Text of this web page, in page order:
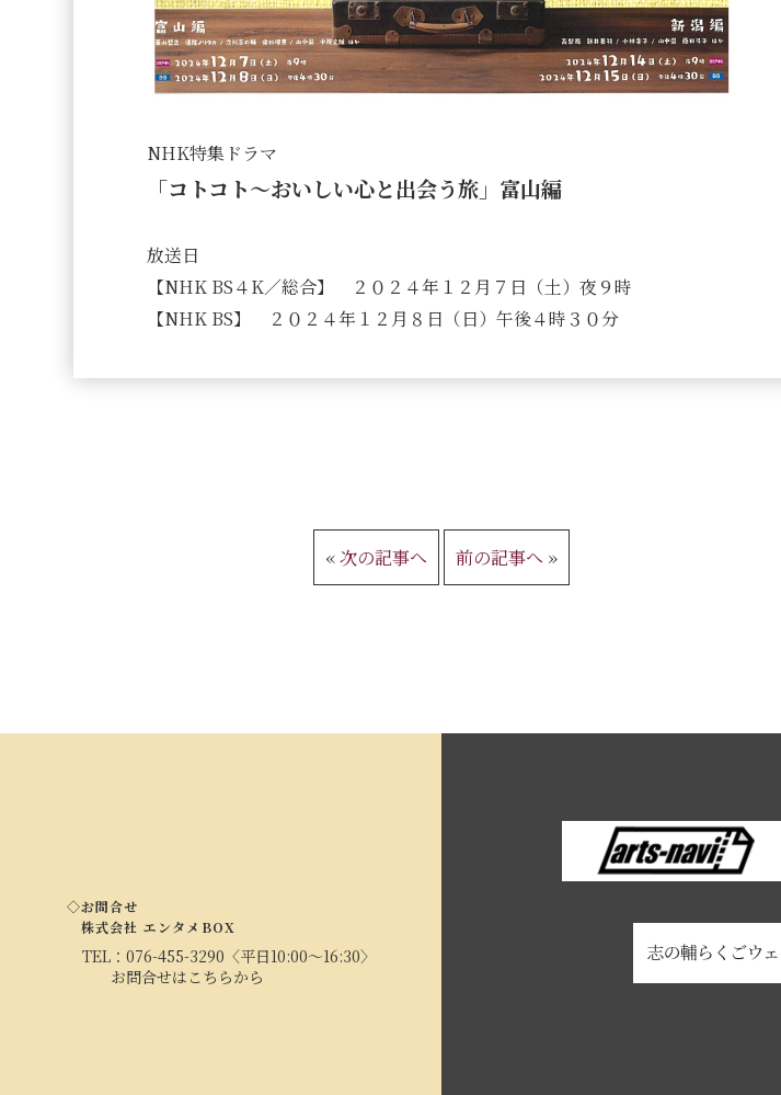
NHK特集ドラマ
「コトコト～おいしい心と出会う旅」富山編
放送日
【NHK BS４K／総合】 ２０２４年１２月７日（土）夜９時
【NHK BS】 ２０２４年１２月８日（日）午後４時３０分
«次の記事へ 前の記事へ »
◇お問合せ
株式会社 エンタメBOX
TEL： 076-455-3290 〈平日10:00～16:30〉
お問合せはこちらから